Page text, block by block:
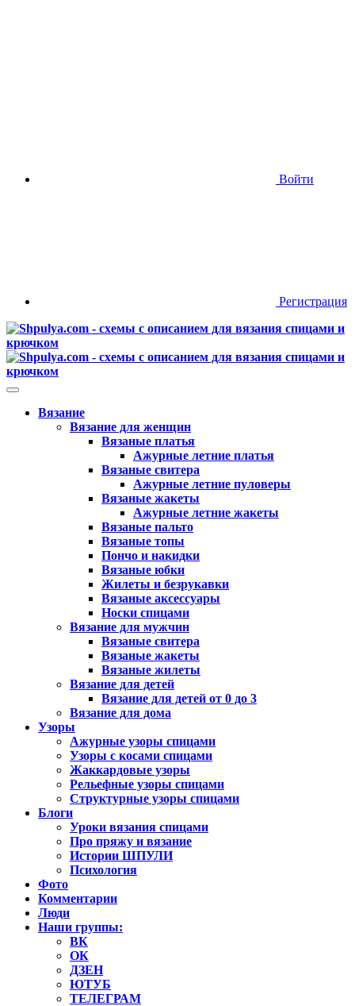
Войти
Регистрация
Вязание
Вязание для женщин
Вязаные платья
Ажурные летние платья
Вязаные свитера
Ажурные летние пуловеры
Вязаные жакеты
Ажурные летние жакеты
Вязаные пальто
Вязаные топы
Пончо и накидки
Вязаные юбки
Жилеты и безрукавки
Вязаные аксессуары
Носки спицами
Вязание для мужчин
Вязаные свитера
Вязаные жакеты
Вязаные жилеты
Вязание для детей
Вязание для детей от 0 до 3
Вязание для дома
Узоры
Ажурные узоры спицами
Узоры с косами спицами
Жаккардовые узоры
Рельефные узоры спицами
Структурные узоры спицами
Блоги
Уроки вязания спицами
Про пряжу и вязание
Истории ШПУЛИ
Психология
Фото
Комментарии
Люди
Наши группы:
ВК
ОК
ДЗЕН
ЮТУБ
ТЕЛЕГРАМ